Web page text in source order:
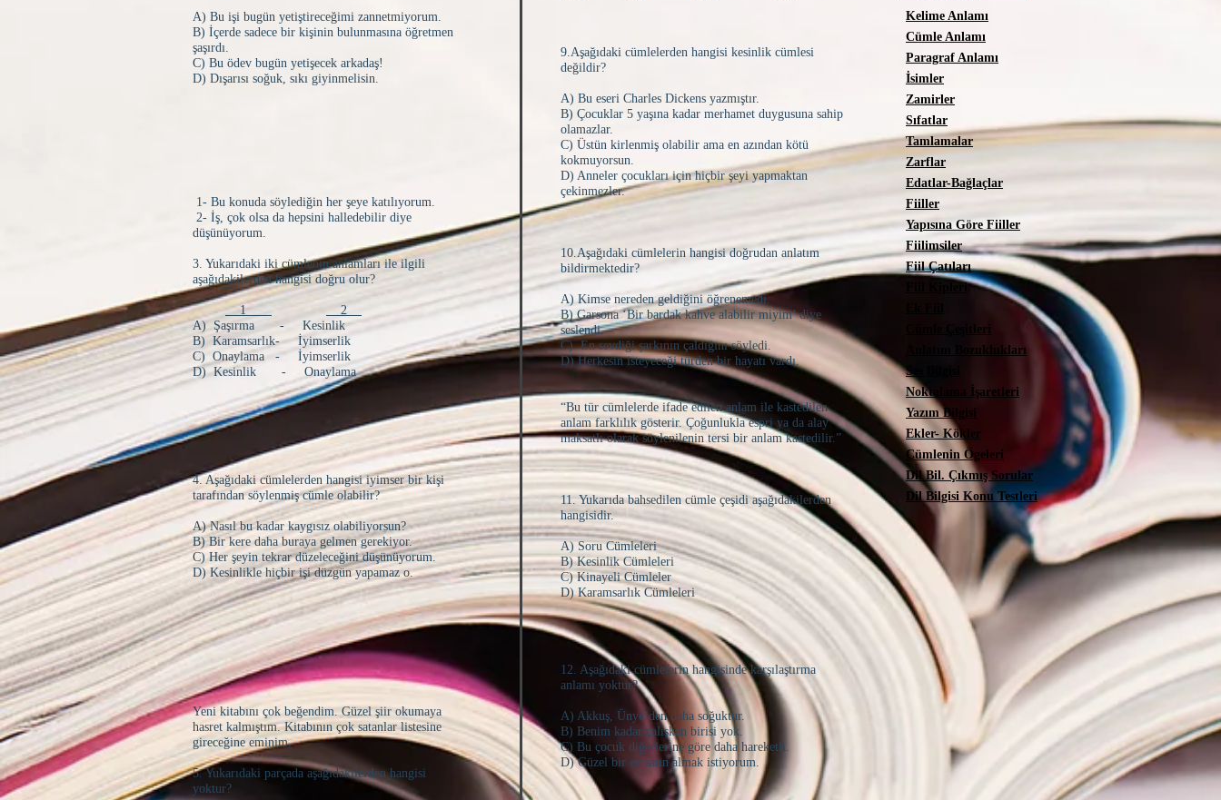
A) Bu işi bugün yetiştireceğimi zannetmiyorum.
B) İçerde sadece bir kişinin bulunmasına öğretmen
şaşırdı.
C) Bu ödev bugün yetişecek arkadaş!
D) Dışarısı soğuk, sıkı giyinmelisin.
1- Bu konuda söylediğin her şeye katılıyorum.
2- İş, çok olsa da hepsini halledebilir diye
düşünüyorum.
3. Yukarıdaki iki cümlenin anlamları ile ilgili
aşağıdakilerden hangisi doğru olur?
1
2
A) Şaşırma - Kesinlik
B) Karamsarlık- İyimserlik
C) Onaylama - İyimserlik
D) Kesinlik - Onaylama
4. Aşağıdaki cümlelerden hangisi iyimser bir kişi
tarafından söylenmiş cümle olabilir?
A) Nasıl bu kadar kaygısız olabiliyorsun?
B) Bir kere daha buraya gelmen gerekiyor.
C) Her şeyin tekrar düzeleceğini düşünüyorum.
D) Kesinlikle hiçbir işi düzgün yapamaz o.
Yeni kitabını çok beğendim. Güzel şiir okumaya
hasret kalmıştım. Kitabının çok satanlar listesine
gireceğine eminim.
5. Yukarıdaki parçada aşağıdakilerden hangisi
yoktur?
9.Aşağıdaki cümlelerden hangisi kesinlik cümlesi
değildir?
A) Bu eseri Charles Dickens yazmıştır.
B) Çocuklar 5 yaşına kadar merhamet duygusuna sahip
olamazlar.
C) Üstün kirlenmiş olabilir ama en azından kötü
kokmuyorsun.
D) Anneler çocukları için hiçbir şeyi yapmaktan
çekinmezler.
10.Aşağıdaki cümlelerin hangisi doğrudan anlatım
bildirmektedir?
A) Kimse nereden geldiğini öğrenemedi.
B) Garsona ‘Bir bardak kahve alabilir miyim’ diye
seslendi.
C) En sevdiği şarkının çaldığını söyledi.
D) Herkesin isteyeceği türden bir hayatı vardı.
“Bu tür cümlelerde ifade edilen anlam ile kastedilen
anlam farklılık gösterir. Çoğunlukla espri ya da alay
maksatlı olarak söylenilenin tersi bir anlam kastedilir.”
11. Yukarıda bahsedilen cümle çeşidi aşağıdakilerden
hangisidir.
A) Soru Cümleleri
B) Kesinlik Cümleleri
C) Kinayeli Cümleler
D) Karamsarlık Cümleleri
12. Aşağıdaki cümlelerin hangisinde karşılaştırma
anlamı yoktur?
A) Akkuş, Ünye’den daha soğuktur.
B) Benim kadar çalışkan birisi yok.
C) Bu çocuk diğerlerine göre daha hareketli.
D) Güzel bir ev satın almak istiyorum.
Kelime Anlamı
Cümle Anlamı
Paragraf Anlamı
İsimler
Zamirler
Sıfatlar
Tamlamalar
Zarflar
Edatlar-Bağlaçlar
Fiiller
Yapısına Göre Fiiller
Fiilimsiler
Fiil Çatıları
Fiil Kipleri
Cümle Çeşitleri
Anlatım Bozuklukları
Ses Bilgisi
Noktalama İşaretleri
Yazım Bilgisi
Ekler- Kökler
Cümlenin Ögeleri
Dil Bil. Çıkmış Sorular
Dil Bilgisi Konu Testleri